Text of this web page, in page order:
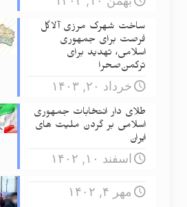
ساخت شهرک مرزی آلاگل
فرصت برای جمهوری
اسلامی، تهدید برای
ترکمن‌صحرا
خرداد ۲۰, ۱۴۰۳
طلای دار انتخابات جمهوری
اسلامی بر گردن ملیت های
ایران
اسفند ۱۰, ۱۴۰۲
مهر ۴, ۱۴۰۲